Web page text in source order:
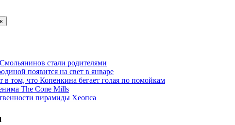
стали родителями
появится на свет в январе
том, что Копенкина бегает голая по помойкам
The Cone Mills
пирамиды Хеопса